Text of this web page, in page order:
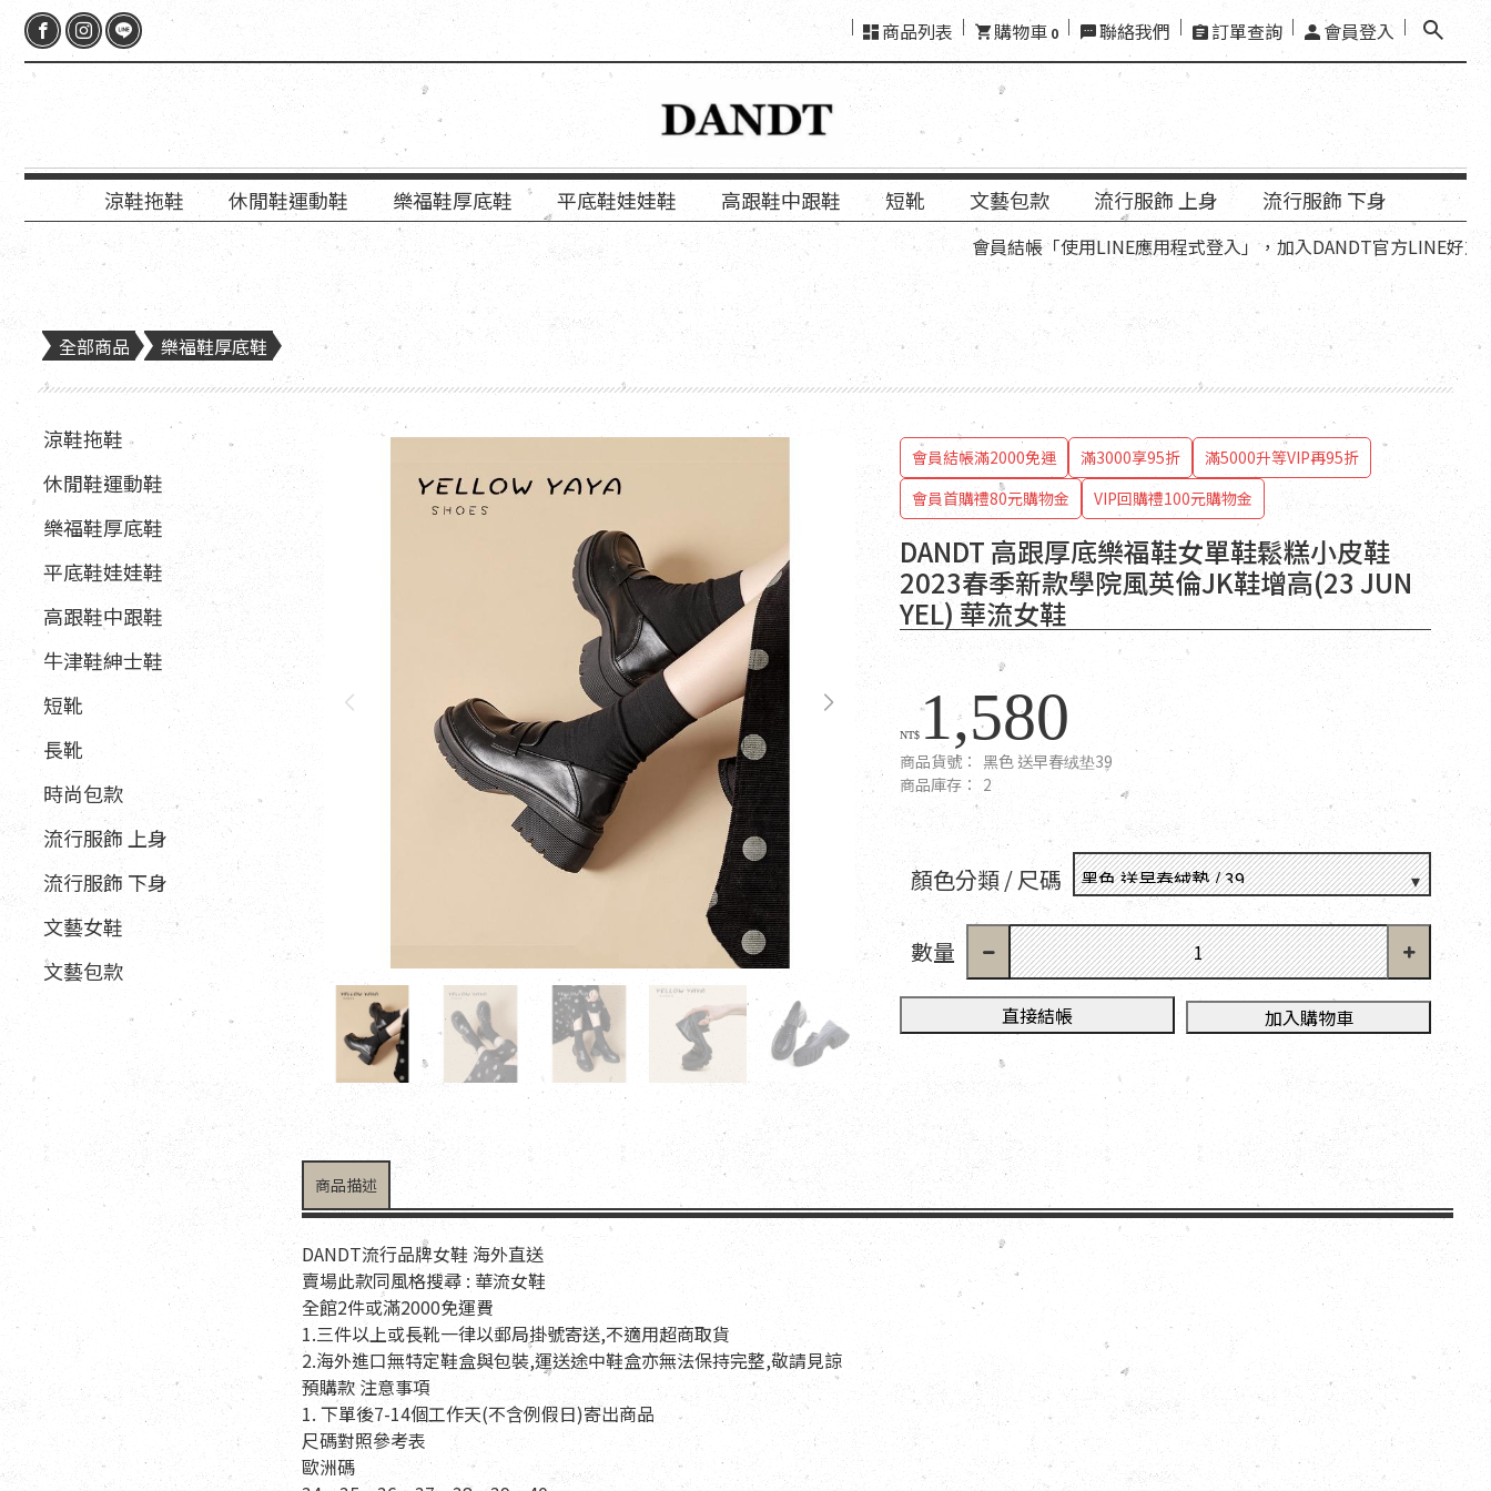
商品列表 購物車 0 聯絡我們 訂單查詢 會員登入
涼鞋拖鞋 休閒鞋運動鞋 樂福鞋厚底鞋 平底鞋娃娃鞋 高跟鞋中跟鞋 短靴 文藝包款 流行服飾 上身 流行服飾 下身
會員結帳「使用LINE應用程式登入」，加入DANDT官方LINE好友，再領
全部商品 樂福鞋厚底鞋
涼鞋拖鞋
休閒鞋運動鞋
樂福鞋厚底鞋
平底鞋娃娃鞋
高跟鞋中跟鞋
牛津鞋紳士鞋
短靴
長靴
時尚包款
流行服飾 上身
流行服飾 下身
文藝女鞋
文藝包款
DANDT 高跟厚底樂福鞋女單鞋鬆糕小皮鞋
2023春季新款學院風英倫JK鞋增高(23 JUN
YEL) 華流女鞋
會員結帳滿2000免運 滿3000享95折
滿5000升等VIP再95折
會員首購禮80元購物金
VIP回購禮100元購物金
NT$1,580
商品貨號： 黑色 送早春绒垫39
商品庫存： 2
顏色分類 / 尺碼
數量
直接結帳 加入購物車
商品描述
DANDT流行品牌女鞋 海外直送
賣場此款同風格搜尋 : 華流女鞋
全館2件或滿2000免運費
1.三件以上或長靴一律以郵局掛號寄送,不適用超商取貨
2.海外進口無特定鞋盒與包裝,運送途中鞋盒亦無法保持完整,敬請見諒
預購款 注意事項
1. 下單後7-14個工作天(不含例假日)寄出商品
尺碼對照參考表
歐洲碼